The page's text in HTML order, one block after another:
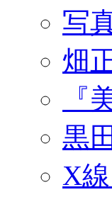
写
畑
『
黒
X